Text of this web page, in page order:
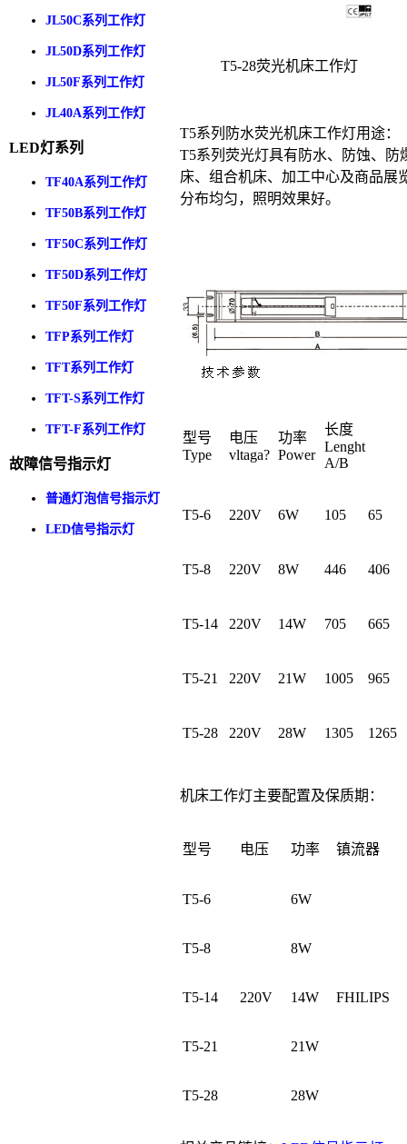
JL50C系列工作灯
JL50D系列工作灯
JL50F系列工作灯
JL40A系列工作灯
LED灯系列
TF40A系列工作灯
TF50B系列工作灯
TF50C系列工作灯
TF50D系列工作灯
TF50F系列工作灯
TFP系列工作灯
TFT系列工作灯
TFT-S系列工作灯
TFT-F系列工作灯
故障信号指示灯
普通灯泡信号指示灯
LED信号指示灯
T5-28荧光机床工作灯
T5系列防水荧光机床工作灯用途：
T5系列荧光灯具有防水、防蚀、
床、组合机床、加工中心及商品展
分布均匀，照明效果好。
型号
Type
电压
vltaga?
功率
Power
长度
Lenght
A/B
T5-6 220V 6W 105 65
T5-8 220V 8W 446 406
T5-14 220V 14W 705 665
T5-21 220V 21W 1005 965
T5-28 220V 28W 1305 1265
机床工作灯主要配置及保质期：
型号 电压 功率 镇流器
T5-6
220V
6W
FHILIPS
T5-8 8W
T5-14 14W
T5-21 21W
T5-28 28W